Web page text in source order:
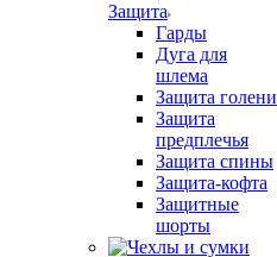
Защита
Гарды
Дуга для
шлема
Защита голени
Защита
предплечья
Защита спины
Защита-кофта
Защитные
шорты